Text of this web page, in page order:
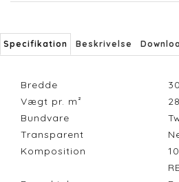
Specifikation Beskrivelse
Bredde
Vægt pr. m²
Bundvare
Transparent
Komposition